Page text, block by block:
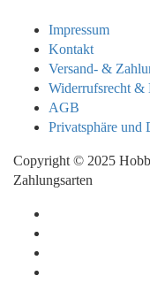
Impressum
Kontakt
Versand- &
Widerrufsrecht &
AGB
Privatsphäre und
Copyright © 2025
Zahlungsarten